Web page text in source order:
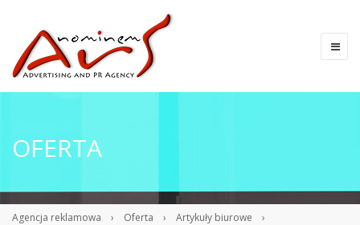
OFERTA
Agencja reklamowa › Oferta › Artykuły biurowe
›